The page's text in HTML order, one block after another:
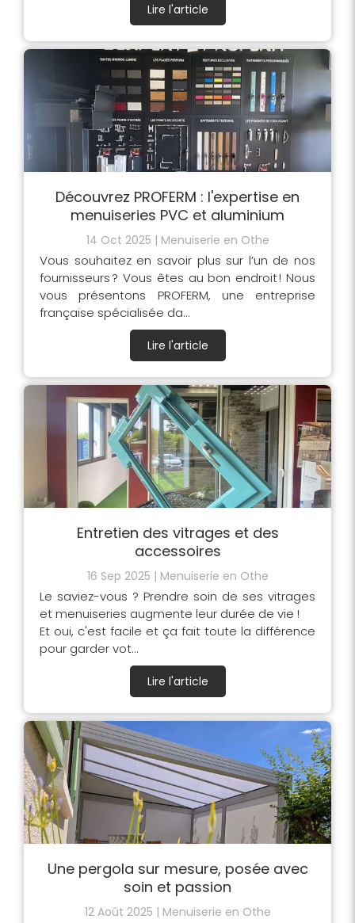
Lire l'article
Découvrez PROFERM : l'expertise en
menuiseries PVC et aluminium
14 Oct 2025 Menuiserie en Othe
Vous souhaitez en savoir plus sur l’un de nos
fournisseurs ? Vous êtes au bon endroit ! Nous
vous présentons PROFERM, une entreprise
française spécialisée da...
Lire l'article
Entretien des vitrages et des
accessoires
16 Sep 2025 Menuiserie en Othe
Le saviez-vous ? Prendre soin de ses vitrages
et menuiseries augmente leur durée de vie !
Et oui, c'est facile et ça fait toute la différence
pour garder vot...
Lire l'article
Une pergola sur mesure, posée avec
soin et passion
12 Août 2025 Menuiserie en Othe